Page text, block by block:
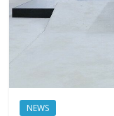
NEWS